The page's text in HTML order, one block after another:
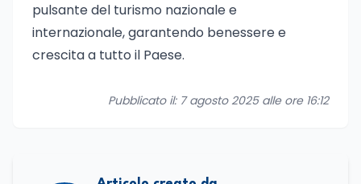
pulsante del turismo nazionale e
internazionale, garantendo benessere e
crescita a tutto il Paese.
Pubblicato il: 7 agosto 2025 alle ore 16:12